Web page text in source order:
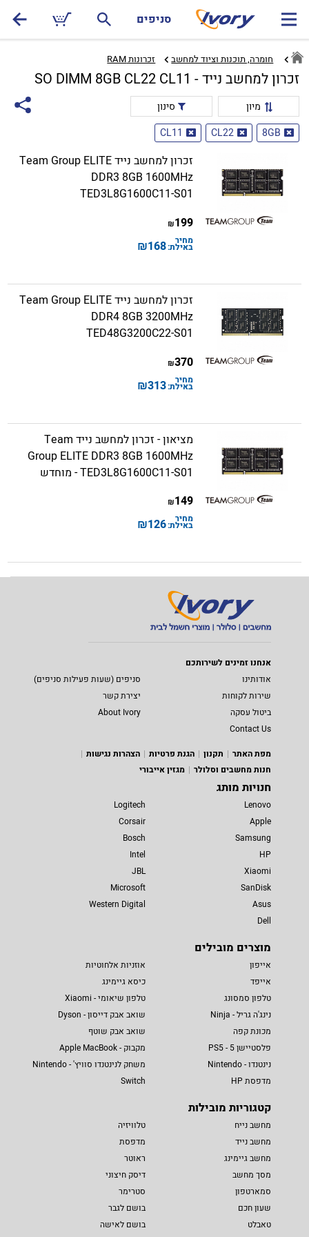
סניפים
חומרה, תוכנות וציוד למחשב זכרונות RAM‏
זכרון למחשב נייד - SO DIMM 8GB CL22 CL11
מיון
סינון
8GB
CL22
CL11
זכרון למחשב נייד Team Group ELITE
DDR3 8GB 1600MHz
TED3L8G1600C11-S01
199
₪
מחיר
באילת:168
₪
זכרון למחשב נייד Team Group ELITE
DDR4 8GB 3200MHz
TED48G3200C22-S01
370
₪
מחיר
באילת:313
₪
מציאון - זכרון למחשב נייד Team
Group ELITE DDR3 8GB 1600MHz
TED3L8G1600C11-S01 - מוחדש
149
₪
מחיר
באילת:126
₪
אנחנו זמינים לשירותכם
אודותינו
סניפים (שעות פעילות סניפים)
שירות לקוחות
יצירת קשר
ביטול עסקה
About Ivory
Contact Us
מפת האתר
תקנון הגנת פרטיות
הצהרות נגישות
חנות מחשבים וסלולר
מגזין אייבורי
חנויות מותג
Lenovo
Apple
Samsung
HP
Xiaomi
SanDisk
Asus
Dell
Logitech
Corsair
Bosch
Intel
JBL
Microsoft
Western Digital
מוצרים מובילים
אייפון
אייפד
טלפון סמסונג
נינג'ה גריל - Ninja
מכונת קפה
פלסטיישן 5 - PS5
נינטנדו - Nintendo
מדפסת HP
אוזניות אלחוטיות
כיסא גיימינג
טלפון שיאומי - Xiaomi
שואב אבק דייסון - Dyson
שואב אבק שוטף
מקבוק - Apple MacBook
משחק לנינטנדו סוויץ' - Nintendo
Switch
קטגוריות מובילות
מחשב נייח
מחשב נייד
מחשב גיימינג
מסך מחשב
סמארטפון
שעון חכם
טאבלט
טלוויזיה
מדפסת
ראוטר
דיסק חיצוני
סטרימר
בושם לגבר
בושם לאישה